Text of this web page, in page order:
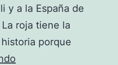
y a la España de
roja tiene la
porque